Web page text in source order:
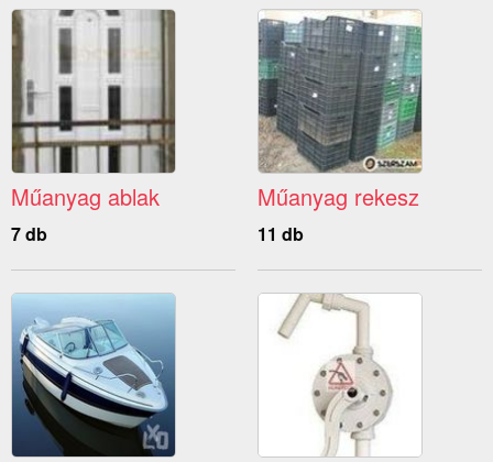
Műanyag ablak
7 db
Műanyag rekesz
11 db